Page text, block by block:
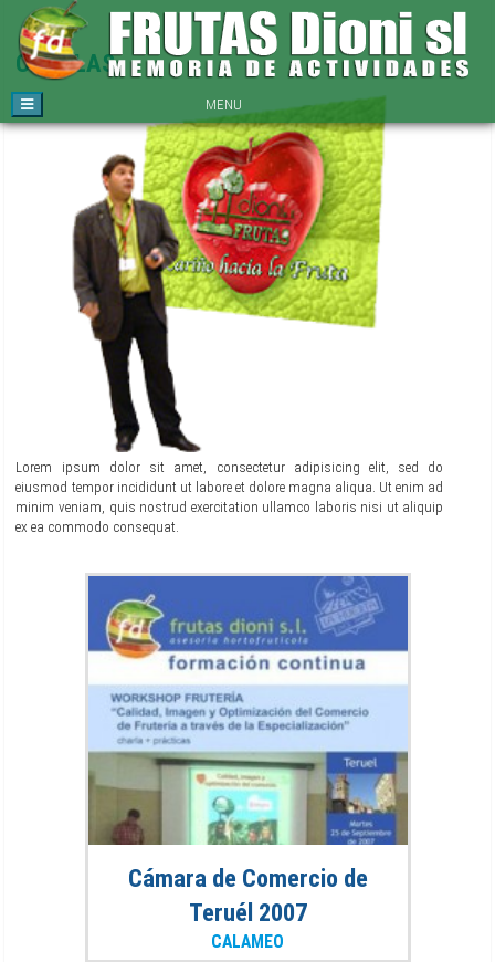
MENU
CHARLAS
Lorem ipsum dolor sit amet, consectetur adipisicing elit, sed do
eiusmod tempor incididunt ut labore et dolore magna aliqua. Ut enim ad
minim veniam, quis nostrud exercitation ullamco laboris nisi ut aliquip
ex ea commodo consequat.
Cámara de Comercio de
Teruél 2007
CALAMEO